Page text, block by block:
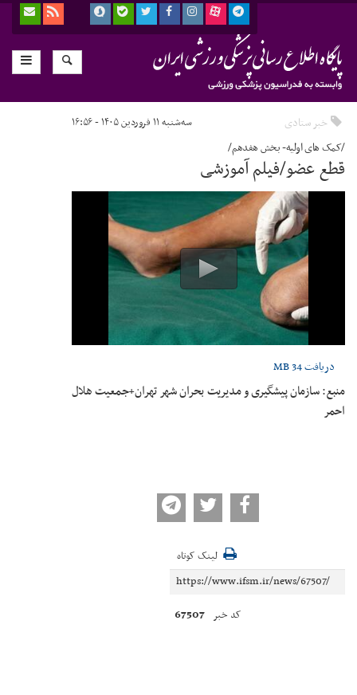
خبر ستادی سه‌شنبه ۱۱ فروردین ۱۴۰۵ - ۱۶:۵۶
/کمک های اولیه- بخش هفدهم/
قطع عضو/فیلم آموزشی
دریافت34 MB
منبع: سازمان پیشگیری و مدیریت بحران شهر تهران+جمعیت هلال
احمر
لینک کوتاه
کد خبر 67507